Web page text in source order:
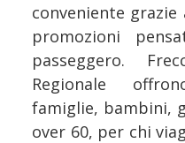
conveniente
promozioni
passeggero.
Regionale
famiglie, bambini,
over 60, per chi